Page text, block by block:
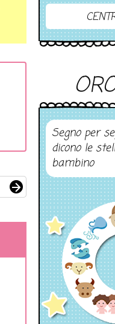
Segno per
dicono le
bambino